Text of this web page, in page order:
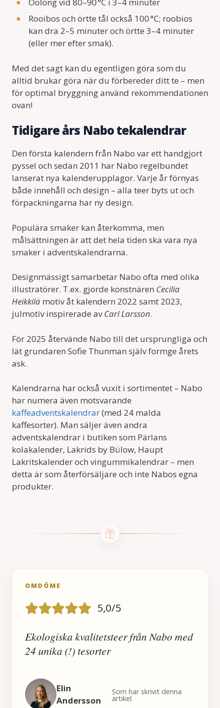
Rooibos och örtte tål också 100 °C; roobios
kan dra 2–5 minuter och örtte 3–4 minuter
(eller mer efter smak).
Med det sagt kan du egentligen göra som du
alltid brukar göra när du förbereder ditt te – men
för optimal bryggning använd rekommendationen
ovan!
Tidigare års Nabo tekalendrar
Den första kalendern från Nabo var ett handgjort
pyssel och sedan 2011 har Nabo regelbundet
lanserat nya kalenderupplagor. Varje år förnyas
både innehåll och design – alla teer byts ut och
förpackningarna har ny design.
Populära smaker kan återkomma, men
målsättningen är att det hela tiden ska vara nya
smaker i adventskalendrarna.
Designmässigt samarbetar Nabo ofta med olika
illustratörer. T.ex. gjorde konstnären Cecilia
Heikkilä motiv åt kalendern 2022 samt 2023,
julmotiv inspirerade avCarl Larsson.
För 2025 återvände Nabo till det ursprungliga och
lät grundaren Sofie Thunman själv formge årets
ask.
Kalendrarna har också vuxit i sortimentet – Nabo
har numera även motsvarande
kaffeadventskalendrar(med 24 malda
kaffesorter). Man säljer även andra
adventskalendrar i butiken som Pärlans
kolakalender, Lakrids by Bülow, Haupt
Lakritskalender och vingummikalendrar – men
detta är som återförsäljare och inte Nabos egna
produkter.
OMDÖME
5,0/5
Ekologiska kvalitetsteer från Nabo med
24 unika (!) tesorter
Elin
Andersson
Som har skrivit denna
artikel